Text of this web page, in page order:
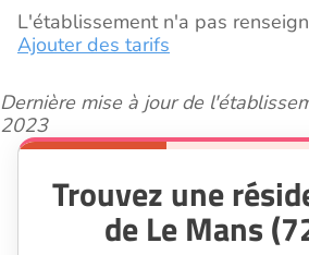
L'établissement n'a pas
Ajouter des tarifs
Dernière mise à jour de
2023
Trouvez une
de Le Mans